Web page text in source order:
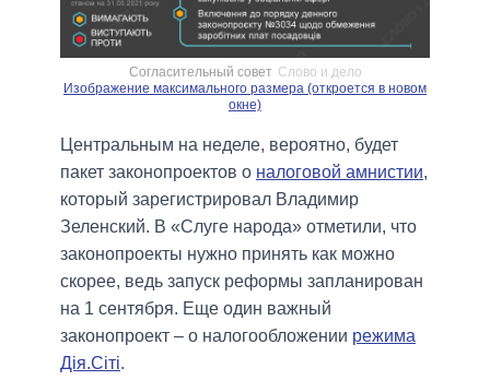
Согласительный совет Слово и дело
Изображение максимального размера (откроется в новом
окне)
Центральным на неделе, вероятно, будет
пакет законопроектов о налоговой амнистии,
который зарегистрировал Владимир
Зеленский. В «Слуге народа» отметили, что
законопроекты нужно принять как можно
скорее, ведь запуск реформы запланирован
на 1 сентября. Еще один важный
законопроект – о налогообложении режима
Дія.Сіті.